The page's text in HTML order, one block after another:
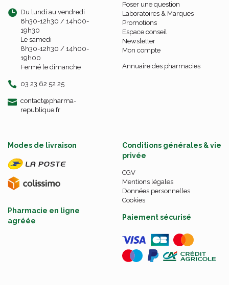
Du lundi au vendredi
8h30-12h30 / 14h00-
19h30
Le samedi
8h30-12h30 / 14h00-
19h00
Fermé le dimanche
03 23 62 52 25
contact-
@-
pharma-
republique.fr
Poser une question
Laboratoires & Marques
Promotions
Espace conseil
Newsletter
Mon compte
Annuaire des pharmacies
Modes de livraison
Pharmacie en ligne
agréée
Conditions générales & vie
privée
CGV
Mentions légales
Données personnelles
Cookies
Paiement sécurisé